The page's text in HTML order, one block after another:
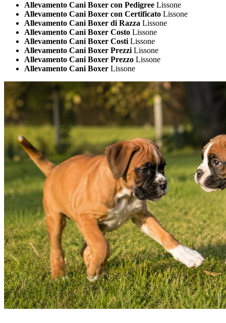
Allevamento Cani Boxer con Pedigree Lissone
Allevamento Cani Boxer con Certificato Lissone
Allevamento Cani Boxer di Razza Lissone
Allevamento Cani Boxer Costo Lissone
Allevamento Cani Boxer Costi Lissone
Allevamento Cani Boxer Prezzi Lissone
Allevamento Cani Boxer Prezzo Lissone
Allevamento Cani Boxer Lissone